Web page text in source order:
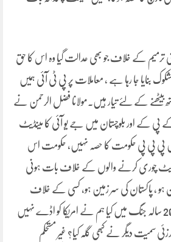
کہ 26 ویں آئینی ترمیم کے خلاف جو بھی عدالت گیا وہ اس کا حق
کو مشکوک بنایا جا رہا ہے ، معاملات پر پی ٹی آئی ہمیں
کے لئے تیار ہیں۔مولانا فضل الرحمن نے
پی کے اور بلوچستان میں جے یو آئی کا مینڈیٹ
پی پی پی حکومت کا حصہ نہیں، حکومت اس
چوری کرنے والوں کے خلاف بات ہونی
ہو ، پاکستان کی سر زمین ہو، کسی کے خلاف
استعمال نہیں ہونی چاہیے ، 20 سالہ جنگ میں کیا ہم نے امریکا کو اڈے نہیں
سمیت دیگر نے کبھی گلہ کیا؟ غیر مستحکم